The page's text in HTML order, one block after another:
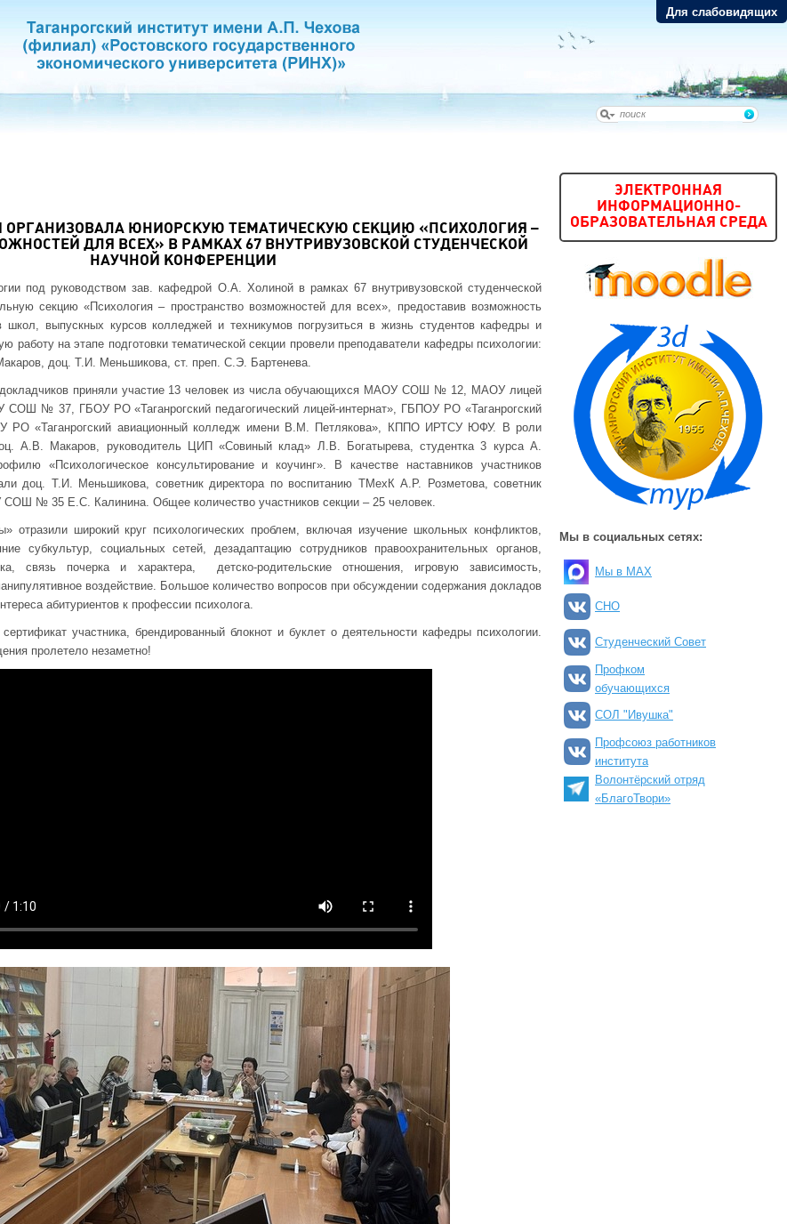
Для слабовидящих
ОРГАНИЗОВАЛА ЮНИОРСКУЮ ТЕМАТИЧЕСКУЮ СЕКЦИЮ «ПСИХОЛОГИЯ –
ДЛЯ ВСЕХ» В РАМКАХ 67 ВНУТРИВУЗОВСКОЙ СТУДЕНЧЕСКОЙ
НАУЧНОЙ КОНФЕРЕНЦИИ
под руководством зав. кафедрой О.А. Холиной в рамках 67 внутривузовской студенческой
секцию «Психология – пространство возможностей для всех», предоставив возможность
выпускных курсов колледжей и техникумов погрузиться в жизнь студентов кафедры и
работу на этапе подготовки тематической секции провели преподаватели кафедры психологии:
доц. Т.И. Меньшикова, ст. преп. С.Э. Бартенева.
докладчиков приняли участие 13 человек из числа обучающихся МАОУ СОШ № 12, МАОУ лицей
37, ГБОУ РО «Таганрогский педагогический лицей-интернат», ГБПОУ РО «Таганрогский
РО «Таганрогский авиационный колледж имени В.М. Петлякова», КППО ИРТСУ ЮФУ. В роли
А.В. Макаров, руководитель ЦИП «Совиный клад» Л.В. Богатырева, студентка 3 курса А.
«Психологическое консультирование и коучинг». В качестве наставников участников
доц. Т.И. Меньшикова, советник директора по воспитанию ТМехК А.Р. Розметова, советник
№ 35 Е.С. Калинина. Общее количество участников секции – 25 человек.
отразили широкий круг психологических проблем, включая изучение школьных конфликтов,
субкультур, социальных сетей, дезадаптацию сотрудников правоохранительных органов,
связь почерка и характера, детско-родительские отношения, игровую зависимость,
воздействие. Большое количество вопросов при обсуждении содержания докладов
абитуриентов к профессии психолога.
участника, брендированный блокнот и буклет о деятельности кафедры психологии.
пролетело незаметно!
ЭЛЕКТРОННАЯ
ИНФОРМАЦИОННО-
ОБРАЗОВАТЕЛЬНАЯ СРЕДА
Мы в социальных сетях:
Мы в MAX
СНО
Студенческий Совет
Профком
обучающихся
СОЛ "Ивушка"
Профсоюз работников
института
Волонтёрский отряд
«БлагоТвори»